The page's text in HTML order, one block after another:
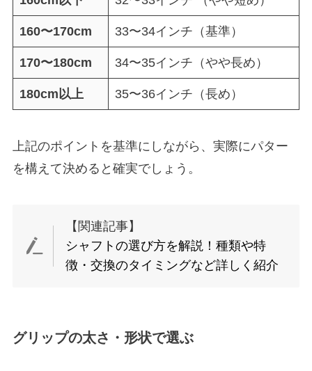
160〜170cm 33〜34インチ（基準）
170〜180cm 34〜35インチ（やや長め）
180cm以上 35〜36インチ（長め）
上記のポイントを基準にしながら、実際にパター
を構えて決めると確実でしょう。
【関連記事】
シャフトの選び方を解説！種類や特
徴・交換のタイミングなど詳しく紹介
グリップの太さ・形状で選ぶ